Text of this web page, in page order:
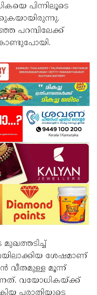
പിന്നിലൂടെ
പറമ്പിലേക്ക്
ശേഷമാണ്
വീതമുള്ള മൂന്ന്
വയോധികയ്ക്ക്
പരാതിയുടെ